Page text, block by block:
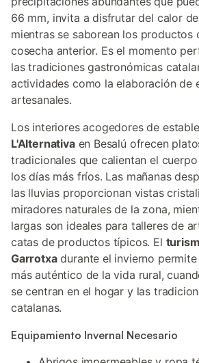
66 mm, invita a disfrutar del calor
mientras se saborean los productos
cosecha anterior. Es el momento
las tradiciones gastronómicas
actividades como la elaboración de
artesanales.
Los interiores acogedores de
L'Alternativaen Besalú ofrecen
tradicionales que calientan el
los días más fríos. Las mañanas
las lluvias proporcionan vistas
miradores naturales de la zona,
largas son ideales para talleres de
catas de productos típicos. El
Garrotxadurante el invierno
más auténtico de la vida rural,
se centran en el hogar y las
catalanas.
Equipamiento Invernal Necesario